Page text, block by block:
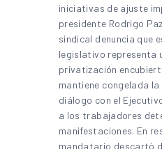
iniciativas de ajuste
presidente Rodrigo
sindical denuncia que
legislativo representa
privatización
mantiene congelada
diálogo con el
a los trabajadores
manifestaciones. En
mandatario descartó